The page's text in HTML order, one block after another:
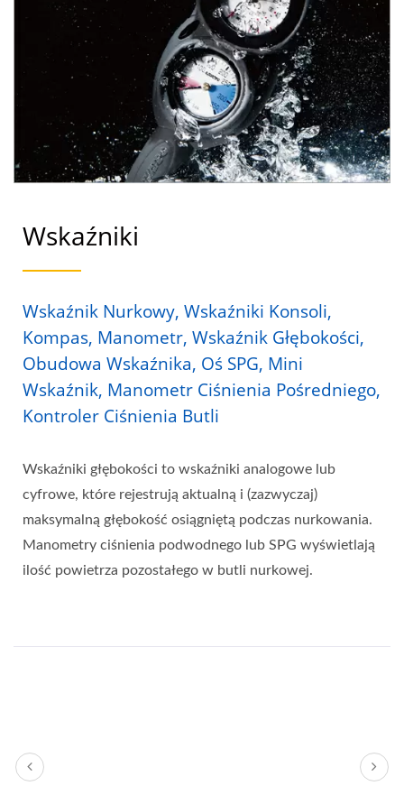
Ciśnienia Butli | Producent
Sprzętu Do Nurkowania |
SCUBA AQUATEC
Wskaźniki
Wskaźnik Nurkowy, Wskaźniki Konsoli,
Kompas, Manometr, Wskaźnik Głębokości,
Obudowa Wskaźnika, Oś SPG, Mini
Wskaźnik, Manometr Ciśnienia Pośredniego,
Kontroler Ciśnienia Butli
Wskaźniki głębokości to wskaźniki analogowe lub
cyfrowe, które rejestrują aktualną i (zazwyczaj)
maksymalną głębokość osiągniętą podczas nurkowania.
Manometry ciśnienia podwodnego lub SPG wyświetlają
ilość powietrza pozostałego w butli nurkowej.